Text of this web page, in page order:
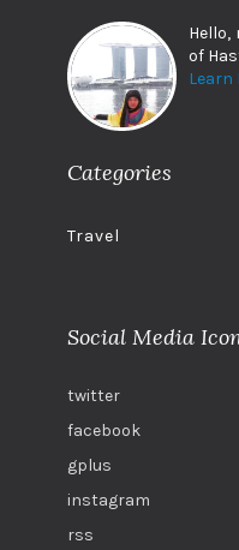
Hello,
of
Categories
Travel
Social Media
twitter
facebook
gplus
instagram
rss